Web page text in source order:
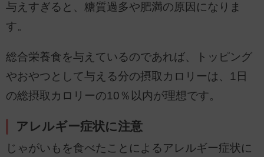
与えすぎると、糖質過多や肥満の原因になりま
す。
総合栄養食を与えているのであれば、トッピング
やおやつとして与える分の摂取カロリーは、1日
の総摂取カロリーの10％以内が理想です。
アレルギー症状に注意
じゃがいもを食べたことによるアレルギー症状に